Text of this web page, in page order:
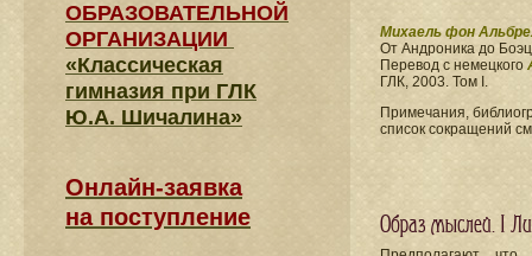
Михаель фон
От Андроника до
Перевод с немецкого
ГЛК, 2003. Том I.
Примечания,
список сокращений
Образ мыслей. I
ОБРАЗОВАТЕЛЬНОЙ
ОРГАНИЗАЦИИ
«Классическая
гимназия при ГЛК
Ю.А. Шичалина»
Онлайн-заявка
на поступление